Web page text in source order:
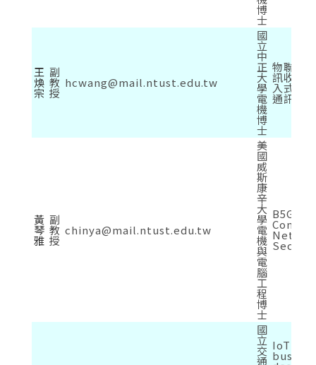
博
士
王
煥
宗
副
教
授
hcwang@mail.ntust.edu.tw
國
立
中
正
大
學
電
機
博
士
物聯網
訊收發
入式系
通訊
黃
琴
雅
副
教
授
chinya@mail.ntust.edu.tw
美
國
威
斯
康
辛
大
學
電
機
與
電
腦
工
程
博
士
B5G/
國
立
交
通
IoT